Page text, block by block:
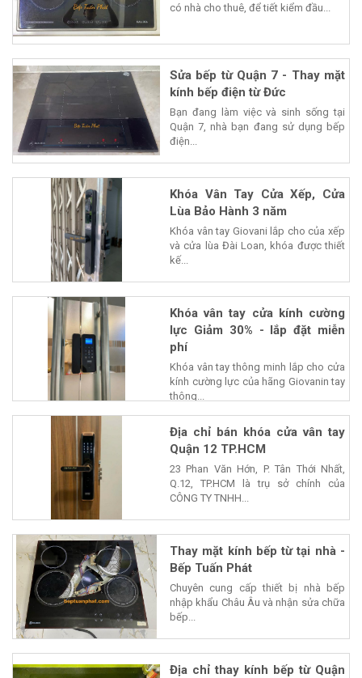
có nhà cho thuê, để tiết kiểm đầu...
Sửa bếp từ Quận 7 - Thay mặt
kính bếp điện từ Đức
Bạn đang làm việc và sinh sống tại
Quận 7, nhà bạn đang sử dụng bếp
điện...
Khóa Vân Tay Cửa Xếp, Cửa
Lùa Bảo Hành 3 năm
Khóa vân tay Giovani lắp cho của xếp
và cửa lùa Đài Loan, khóa được thiết
kế...
Khóa vân tay cửa kính cường
lực Giảm 30% - lắp đặt miễn
phí
Khóa vân tay thông minh lắp cho cửa
kính cường lực của hãng Giovanin tay
thông...
Địa chỉ bán khóa cửa vân tay
Quận 12 TP.HCM
23 Phan Văn Hớn, P. Tân Thới Nhất,
Q.12, TP.HCM là trụ sở chính của
CÔNG TY TNHH...
Thay mặt kính bếp từ tại nhà -
Bếp Tuấn Phát
Chuyên cung cấp thiết bị nhà bếp
nhập khẩu Châu Âu và nhận sửa chữa
bếp...
Địa chỉ thay kính bếp từ Quận